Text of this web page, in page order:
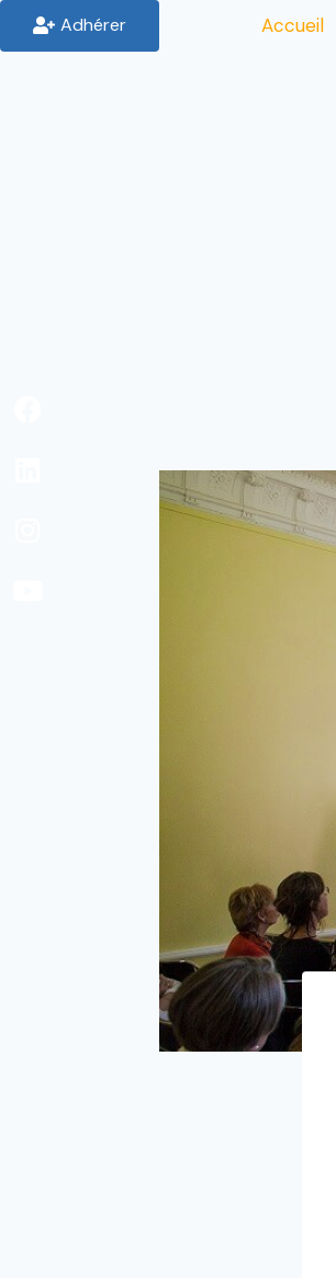
Accueil
Adhérer